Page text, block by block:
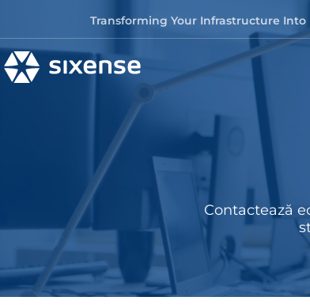
Skip to content
Transforming Your Infrastructure Into
Contactează